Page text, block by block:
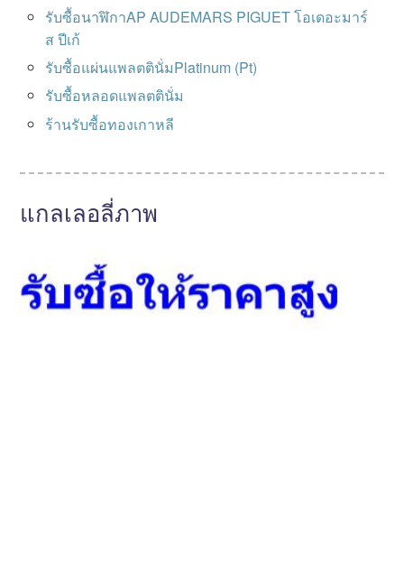
รับซื้อนาฬิกาAP AUDEMARS PIGUET โอเดอะมาร์
ส ปีเก้
รับซื้อแผ่นแพลตตินั่มPlatinum (Pt)
รับซื้อหลอดแพลตตินั่ม
ร้านรับซื้อทองเกาหลี
แกลเลอลี่ภาพ